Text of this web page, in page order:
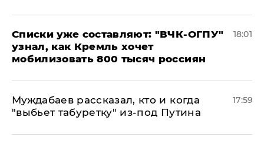
Списки уже составляют: "ВЧК-ОГПУ"
узнал, как Кремль хочет
мобилизовать 800 тысяч россиян
18:01
Муждабаев рассказал, кто и когда
"выбьет табуретку" из-под Путина
17:59